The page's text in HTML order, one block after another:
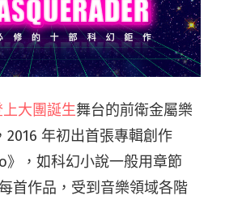
上大團誕生舞台的前衛金屬樂
2016 年初出首張專輯創作
》，如科幻小說一般用章節
首作品，受到音樂領域各階